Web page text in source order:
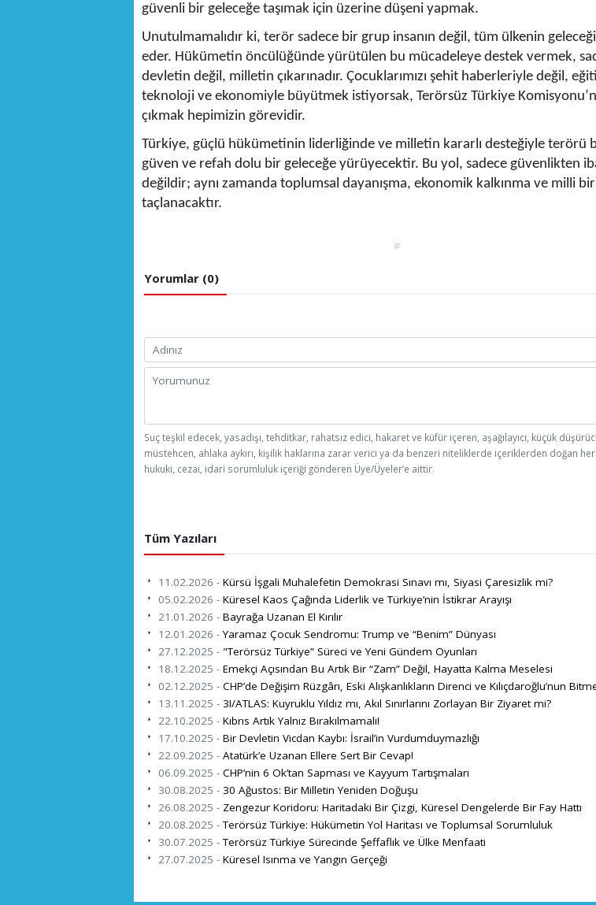
güvenli bir geleceğe taşımak için üzerine düşeni yapmak.
Unutulmamalıdır ki, terör sadece bir grup insanın değil, tüm ülkenin
eder. Hükümetin öncülüğünde yürütülen bu mücadeleye destek vermek,
devletin değil, milletin çıkarınadır. Çocuklarımızı şehit haberleriyle değil,
teknoloji ve ekonomiyle büyütmek istiyorsak, Terörsüz Türkiye
çıkmak hepimizin görevidir.
Türkiye, güçlü hükümetinin liderliğinde ve milletin kararlı desteğiyle terörü
güven ve refah dolu bir geleceğe yürüyecektir. Bu yol, sadece güvenlikten
değildir; aynı zamanda toplumsal dayanışma, ekonomik kalkınma ve milli
taçlanacaktır.
#
Yorumlar (0)
Suç teşkil edecek, yasadışı, tehditkar, rahatsız edici, hakaret ve küfür içeren, aşağılayıcı, küçük
müstehcen, ahlaka aykırı, kişilik haklarına zarar verici ya da benzeri niteliklerde içeriklerden doğan
hukuki, cezai, idari sorumluluk içeriği gönderen Üye/Üyeler’e aittir.
Tüm Yazıları
11.02.2026 - Kürsü İşgali Muhalefetin Demokrasi Sınavı mı, Siyasi Çaresizlik mi?
05.02.2026 - Küresel Kaos Çağında Liderlik ve Türkiye’nin İstikrar Arayışı
21.01.2026 - Bayrağa Uzanan El Kırılır
12.01.2026 -Yaramaz Çocuk Sendromu: Trump ve “Benim” Dünyası
27.12.2025 - "Terörsüz Türkiye” Süreci ve Yeni Gündem Oyunları
18.12.2025 - Emekçi Açısından Bu Artık Bir “Zam” Değil, Hayatta Kalma Meselesi
02.12.2025 - CHP’de Değişim Rüzgârı, Eski Alışkanlıkların Direnci ve Kılıçdaroğlu’nun
13.11.2025 - 3I/ATLAS: Kuyruklu Yıldız mı, Akıl Sınırlarını Zorlayan Bir Ziyaret mi?
22.10.2025 - Kıbrıs Artık Yalnız Bırakılmamalı!
17.10.2025 - Bir Devletin Vicdan Kaybı: İsrail’in Vurdumduymazlığı
22.09.2025 - Atatürk’e Uzanan Ellere Sert Bir Cevap!
06.09.2025 - CHP’nin 6 Ok’tan Sapması ve Kayyum Tartışmaları
30.08.2025 - 30 Ağustos: Bir Milletin Yeniden Doğuşu
26.08.2025 - Zengezur Koridoru: Haritadaki Bir Çizgi, Küresel Dengelerde Bir Fay Hattı
20.08.2025 -Terörsüz Türkiye: Hükümetin Yol Haritası ve Toplumsal Sorumluluk
30.07.2025 -Terörsüz Türkiye Sürecinde Şeffaflık ve Ülke Menfaati
27.07.2025 - Küresel Isınma ve Yangın Gerçeği